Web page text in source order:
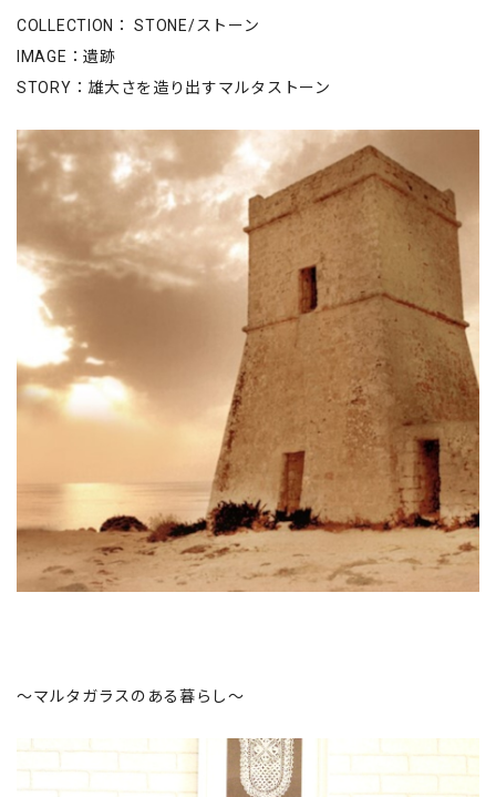
COLLECTION： STONE/ストーン
IMAGE：遺跡
STORY：雄大さを造り出すマルタストーン
～マルタガラスのある暮らし～